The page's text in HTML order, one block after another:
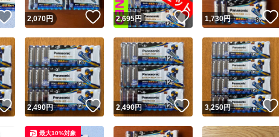
いいね！
2,070円 いいね！
2,695円 いいね！
1,730円
いいね！
2,490円 いいね！
2,490円 いいね！
3,250円
最大10%対象